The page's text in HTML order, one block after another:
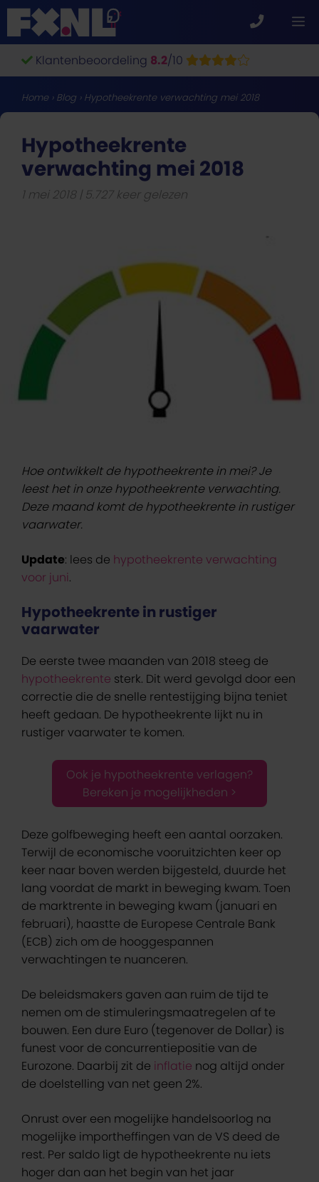
Ga
naar
de
inhoudKlantenbeoordeling 8.2/10
Home› Blog › Hypotheekrente verwachting mei 2018
Hypotheekrente
verwachting mei 2018
1 mei 2018 5.727 keer gelezen
Hoe ontwikkelt de hypotheekrente in mei? Je
leest het in onze hypotheekrente verwachting.
Deze maand komt de hypotheekrente in rustiger
vaarwater.
Update: lees de hypotheekrente verwachting
voor juni.
Hypotheekrente in rustiger
vaarwater
De eerste twee maanden van 2018 steeg de
hypotheekrente sterk. Dit werd gevolgd door een
correctie die de snelle rentestijging bijna teniet
heeft gedaan. De hypotheekrente lijkt nu in
rustiger vaarwater te komen.
Ook je hypotheekrente verlagen?
Bereken je mogelijkheden >
Deze golfbeweging heeft een aantal oorzaken.
Terwijl de economische vooruitzichten keer op
keer naar boven werden bijgesteld, duurde het
lang voordat de markt in beweging kwam. Toen
de marktrente in beweging kwam (januari en
februari), haastte de Europese Centrale Bank
(ECB) zich om de hooggespannen
verwachtingen te nuanceren.
De beleidsmakers gaven aan ruim de tijd te
nemen om de stimuleringsmaatregelen af te
bouwen. Een dure Euro (tegenover de Dollar) is
funest voor de concurrentiepositie van de
Eurozone. Daarbij zit de inflatie nog altijd onder
de doelstelling van net geen 2%.
Onrust over een mogelijke handelsoorlog na
mogelijke importheffingen van de VS deed de
rest. Per saldo ligt de hypotheekrente nu iets
hoger dan aan het begin van het jaar